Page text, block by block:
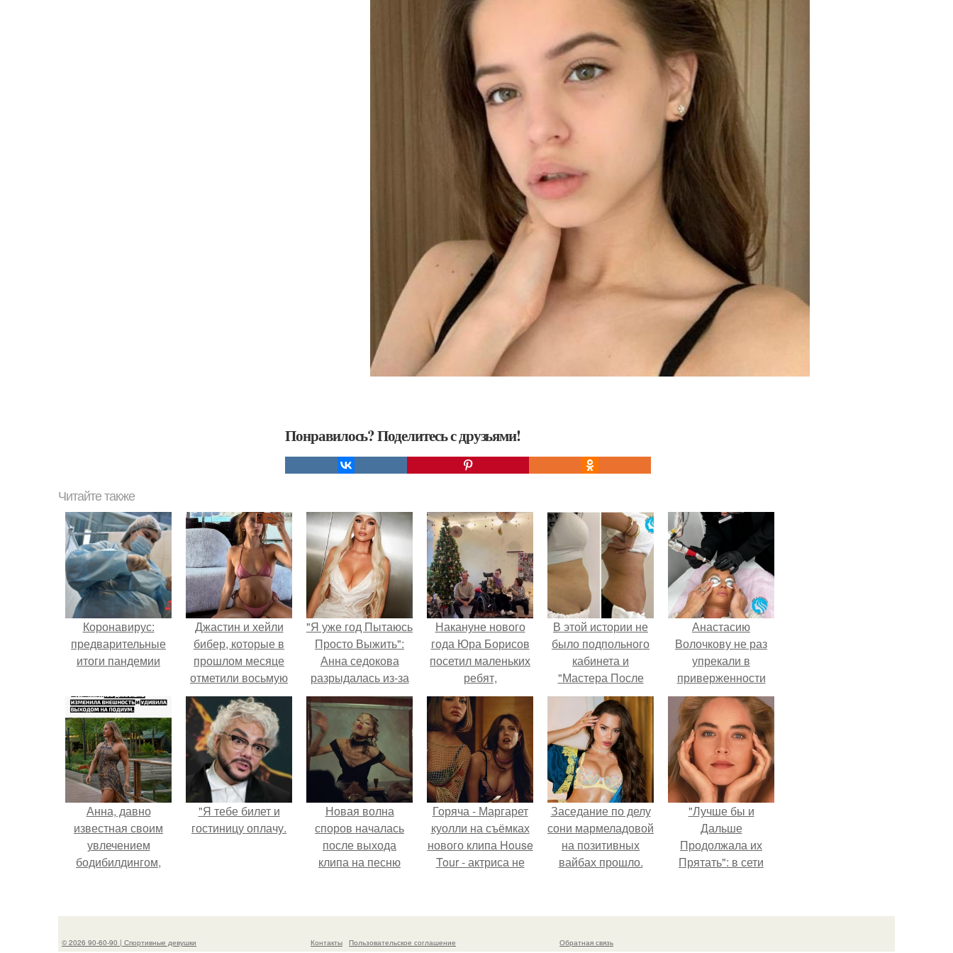
Понравилось? Поделитесь с друзьями!
Читайте также
Коронавирус:
предварительные
итоги пандемии
Джастин и хейли
бибер, которые в
прошлом месяце
отметили восьмую
годовщину
помолвки, показали
новые фото с
совместного
отдыха.
"Я уже год Пытаюсь
Просто Выжить":
Анна седокова
разрыдалась из-за
жесткой травли и
проклятий в сети.
Накануне нового
года Юра Борисов
посетил маленьких
ребят,
находящихся в
детском хосписе
"Дом с Маяком".
В этой истории не
было подпольного
кабинета и
"Мастера После
Двухнедельных
Курсов".
Анастасию
Волочкову не раз
упрекали в
приверженности
устаревшим бьюти -
процедурам.
Анна, давно
известная своим
увлечением
бодибилдингом,
в роли модели.
"Я тебе билет и
гостиницу оплачу.
Новая волна
споров началась
после выхода
клипа на песню
Горяча - Маргарет
куолли на съёмках
нового клипа House
Tour - актриса не
выступила в роли
Заседание по делу
сони мармеладовой
на позитивных
вайбах прошло.
"Лучше бы и
Дальше
Продолжала их
Прятать": в сети
Шерон стоун.
© 2026 90-60-90 | Спортивные девушки Контакты Пользовательское соглашение Обратная связь